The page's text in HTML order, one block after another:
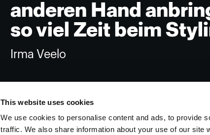
This website uses cookies
We use cookies to personalise content and ads, to provide
traffic. We also share information about your use of our site
anderen Hand
so viel Zeit beim
Irma Veelo